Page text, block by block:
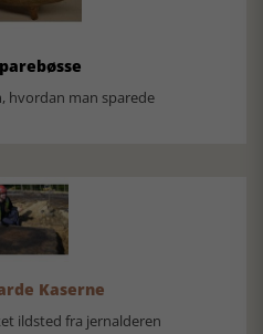
hvordan man sparede
Kaserne
ildsted fra jernalderen